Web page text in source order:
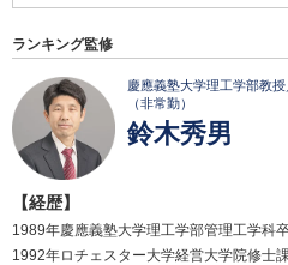
ランキング監修
慶應義塾大学理工学部教
（非常勤）
鈴木秀男
【経歴】
1989年慶應義塾大学理工学部管理工学科卒
1992年ロチェスター大学経営大学院修士課